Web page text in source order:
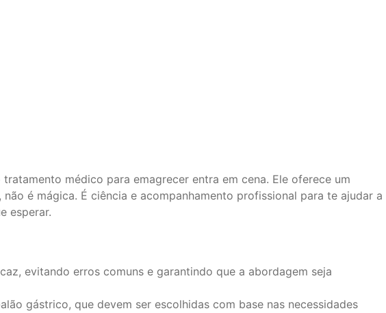
médico para emagrecer entra em cena. Ele oferece um
é mágica. É ciência e acompanhamento profissional para te ajudar a
esperar.
evitando erros comuns e garantindo que a abordagem seja
gástrico, que devem ser escolhidas com base nas necessidades